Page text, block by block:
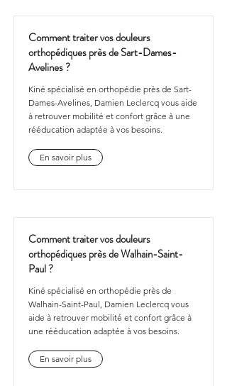
Comment traiter vos douleurs
orthopédiques près de Sart-Dames-
Avelines ?
Kiné spécialisé en orthopédie près de Sart-
Dames-Avelines, Damien Leclercq vous aide
à retrouver mobilité et confort grâce à une
rééducation adaptée à vos besoins.
En savoir plus
Comment traiter vos douleurs
orthopédiques près de Walhain-Saint-
Paul ?
Kiné spécialisé en orthopédie près de
Walhain-Saint-Paul, Damien Leclercq vous
aide à retrouver mobilité et confort grâce à
une rééducation adaptée à vos besoins.
En savoir plus